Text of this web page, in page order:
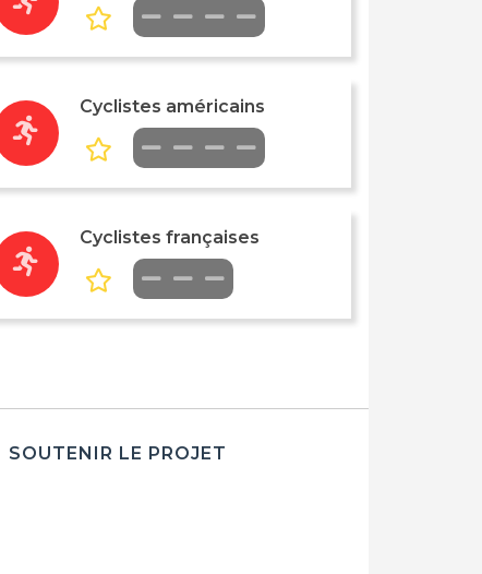
Cyclistes américains
Cyclistes françaises
SOUTENIR LE PROJET